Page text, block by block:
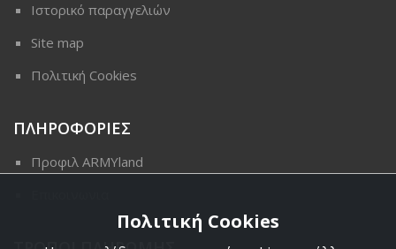
Ιστορικό παραγγελιών
Site map
Πολιτική Cookies
ΠΛΗΡΟΦΟΡΙΕΣ
Προφιλ ARMYland
Πολιτική Cookies